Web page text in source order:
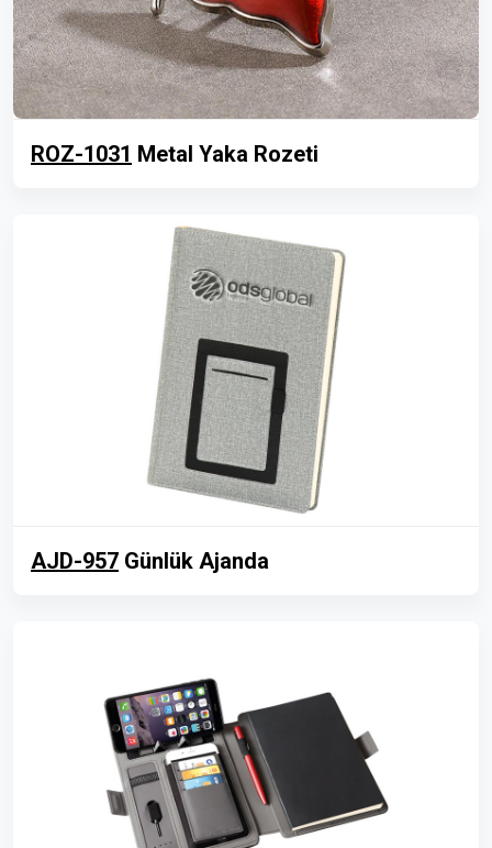
ROZ-1031 Metal Yaka Rozeti
AJD-957 Günlük Ajanda